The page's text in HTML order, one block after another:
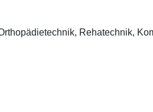
Rehatechnik,